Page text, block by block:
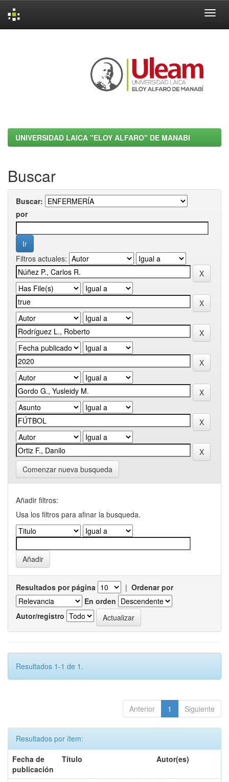
UNIVERSIDAD LAICA "ELOY ALFARO" DE MANABI
Buscar
Buscar:
por
Filtros actuales:
Comenzar nueva busqueda
Añadir filtros:
Usa los filtros para afinar la busqueda.
Resultados por página | Ordenar por
En orden
Autor/registro
Resultados 1-1 de 1.
Anterior 1 Siguiente
Resultados por ítem:
Fecha de
publicación
Título Autor(es)